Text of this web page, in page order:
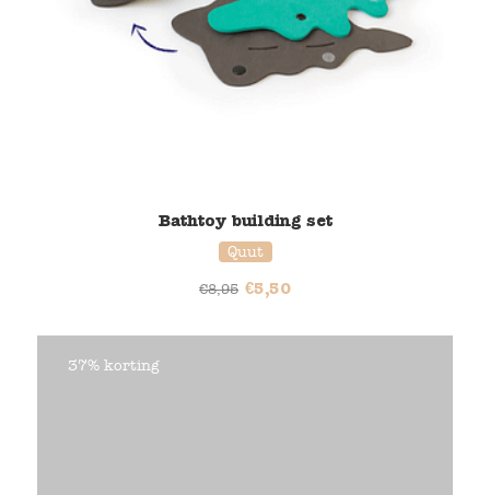
Bathtoy building set
Quut
€8,95 €5,50
37% korting